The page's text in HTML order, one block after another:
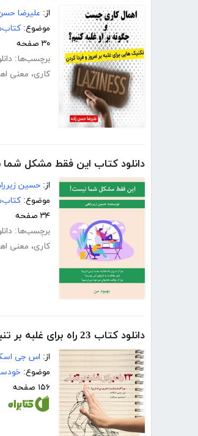
از: علیرضا
موضوع:
۳۰ صفحه
برچسب‌ها:
کاری، معنی
دانلود کتاب این فقط مشکل
از: حسین
موضوع:
۳۴ صفحه
برچسب‌ها:
کاری، معنی
دانلود کتاب 23 راه برای غلبه بر تنبلی: چرا کارهایمان را به تعویق می‌اندازیم
از: اس جی
موضوع:
۱۵۶ صفحه